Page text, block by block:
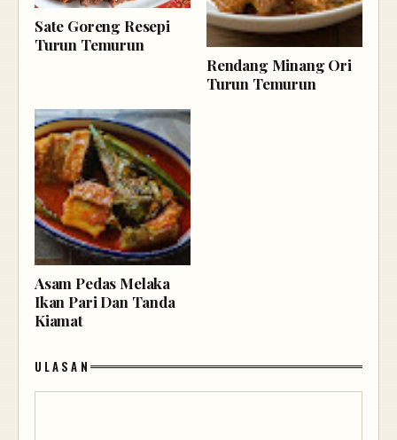
Sate Goreng Resepi
Turun Temurun
Rendang Minang Ori
Turun Temurun
Asam Pedas Melaka
Ikan Pari Dan Tanda
Kiamat
ULASAN